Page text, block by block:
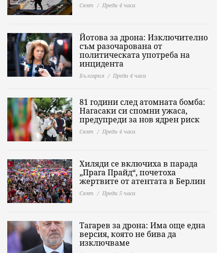
Свят Преди 4 часа
Йотова за дрона: Изключително
съм разочарована от
политическата употреба на
инцидента
България Преди 4 часа
81 години след атомната бомба:
Нагасаки си спомни ужаса,
предупреди за нов ядрен риск
Свят Преди 4 часа
Хиляди се включиха в парада
„Прага Прайд“, почетоха
жертвите от атентата в Берлин
Свят Преди 5 часа
Тагарев за дрона: Има още една
версия, която не бива да
изключваме